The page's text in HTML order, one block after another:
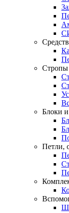
Блоки
Петли,